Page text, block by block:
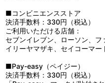
■コンビニエンスストア
決済手数料：330円（税込）
ご利用いただける店舗：
セブンイレブン、ローソン、
イリーヤマザキ、セイコーマー
■Pay-easy（ペイジー）
決済手数料：330円（税込）